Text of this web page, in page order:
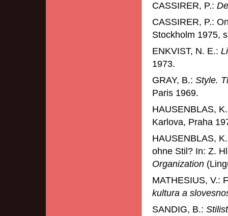
CASSIRER, P.:
CASSIRER, P.:
Stockholm 1975,
ENKVIST, N. E.:
1973.
GRAY, B.: Style.
Paris 1969.
HAUSENBLAS,
Karlova, Praha
HAUSENBLAS,
ohne Stil? In: Z.
Organization
MATHESIUS, V.:
kultura a
SANDIG, B.: